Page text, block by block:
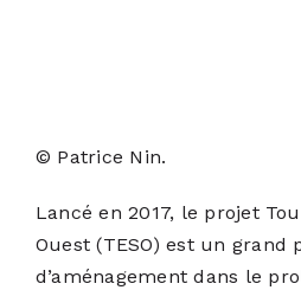
© Patrice Nin.
Lancé en 2017, le projet
Ouest (TESO) est un grand
d’aménagement dans le